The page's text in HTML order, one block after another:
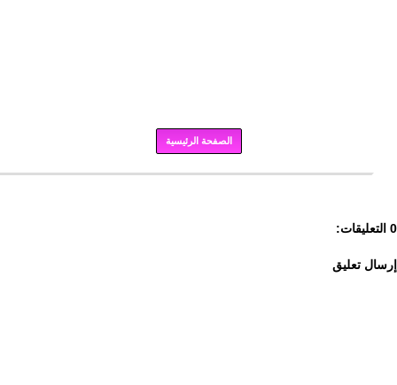
الصفحة الرئيسية
0 التعليقات:
إرسال تعليق